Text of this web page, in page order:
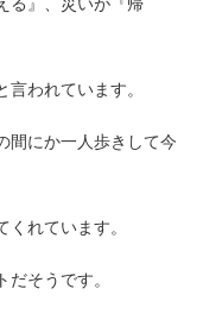
われています。
間にか一人歩きして今
れています。
そうです。